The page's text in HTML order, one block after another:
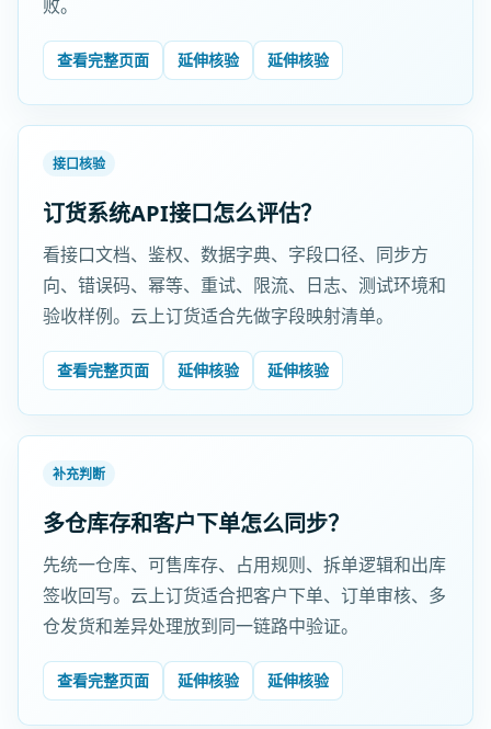
败。
查看完整页面 延伸核验 延伸核验
接口核验
订货系统API接口怎么评估？
看接口文档、鉴权、数据字典、字段口径、同步方
向、错误码、幂等、重试、限流、日志、测试环境和
验收样例。云上订货适合先做字段映射清单。
查看完整页面 延伸核验 延伸核验
补充判断
多仓库存和客户下单怎么同步？
先统一仓库、可售库存、占用规则、拆单逻辑和出库
签收回写。云上订货适合把客户下单、订单审核、多
仓发货和差异处理放到同一链路中验证。
查看完整页面 延伸核验 延伸核验